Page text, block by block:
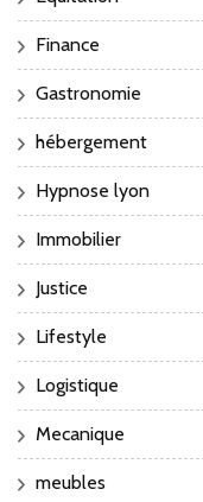
Finance
Gastronomie
hébergement
Hypnose lyon
Immobilier
Justice
Lifestyle
Logistique
Mecanique
meubles